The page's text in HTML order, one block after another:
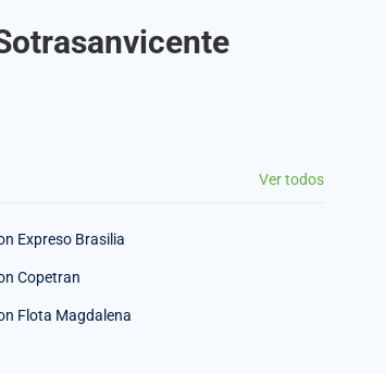
Ver todos
Expreso Brasilia
Copetran
Flota Magdalena